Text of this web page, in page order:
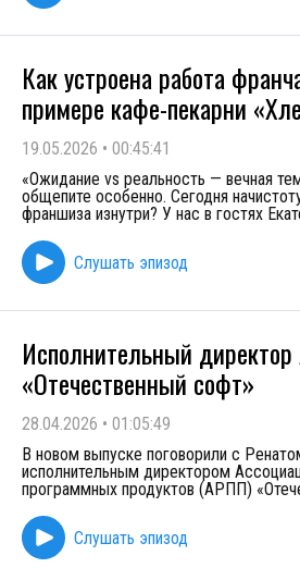
Как устроена работа
примере кафе-пекарни
19.05.2026 • 00:45:41
«Ожидание vs реальность — вечная
общепите особенно. Сегодня
франшиза изнутри? У нас в гостях
Слушать эпизод
Исполнительный
«Отечественный софт»
28.04.2026 • 01:05:49
В новом выпуске поговорили с
исполнительным директором
программных продуктов (АРПП)
Слушать эпизод